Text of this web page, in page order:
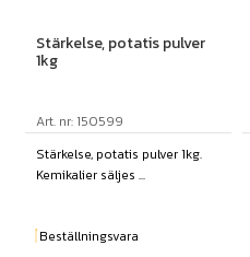
Stärkelse, potatis pulver
1kg
Art. nr: 150599
Stärkelse, potatis pulver 1kg.
Kemikalier säljes ...
Beställningsvara